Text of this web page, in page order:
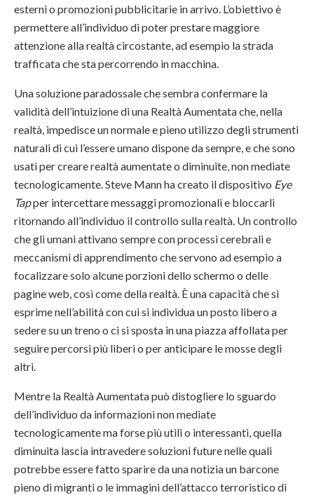
esterni o promozioni pubblicitarie in arrivo. L’obiettivo è
permettere all’individuo di poter prestare maggiore
attenzione alla realtà circostante, ad esempio la strada
trafficata che sta percorrendo in macchina.
Una soluzione paradossale che sembra confermare la
validità dell’intuizione di una Realtà Aumentata che, nella
realtà, impedisce un normale e pieno utilizzo degli strumenti
naturali di cui l’essere umano dispone da sempre, e che sono
usati per creare realtà aumentate o diminuite, non mediate
tecnologicamente. Steve Mann ha creato il dispositivo Eye
Tapper intercettare messaggi promozionali e bloccarli
ritornando all’individuo il controllo sulla realtà. Un controllo
che gli umani attivano sempre con processi cerebrali e
meccanismi di apprendimento che servono ad esempio a
focalizzare solo alcune porzioni dello schermo o delle
pagine web, così come della realtà. È una capacità che si
esprime nell’abilità con cui si individua un posto libero a
sedere su un treno o ci si sposta in una piazza affollata per
seguire percorsi più liberi o per anticipare le mosse degli
altri.
Mentre la Realtà Aumentata può distogliere lo sguardo
dell’individuo da informazioni non mediate
tecnologicamente ma forse più utili o interessanti, quella
diminuita lascia intravedere soluzioni future nelle quali
potrebbe essere fatto sparire da una notizia un barcone
pieno di migranti o le immagini dell’attacco terroristico di